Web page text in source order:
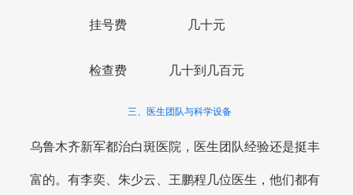
挂号费 几十元
检查费 几十到几百元
三、医生团队与科学设备
乌鲁木齐新军都治白斑医院，医生团队经验还是挺丰
富的。有李奕、朱少云、王鹏程几位医生，他们都有